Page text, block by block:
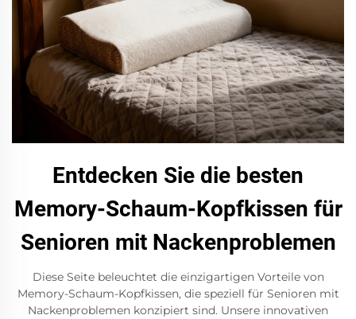
Entdecken Sie die besten
Memory-Schaum-Kopfkissen für
Senioren mit Nackenproblemen
Diese Seite beleuchtet die einzigartigen Vorteile von
Memory-Schaum-Kopfkissen, die speziell für Senioren mit
Nackenproblemen konzipiert sind. Unsere innovativen